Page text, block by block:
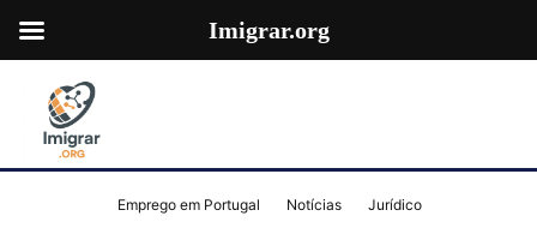
Emprego em Portugal Notícias Jurídico
Imigrar.org